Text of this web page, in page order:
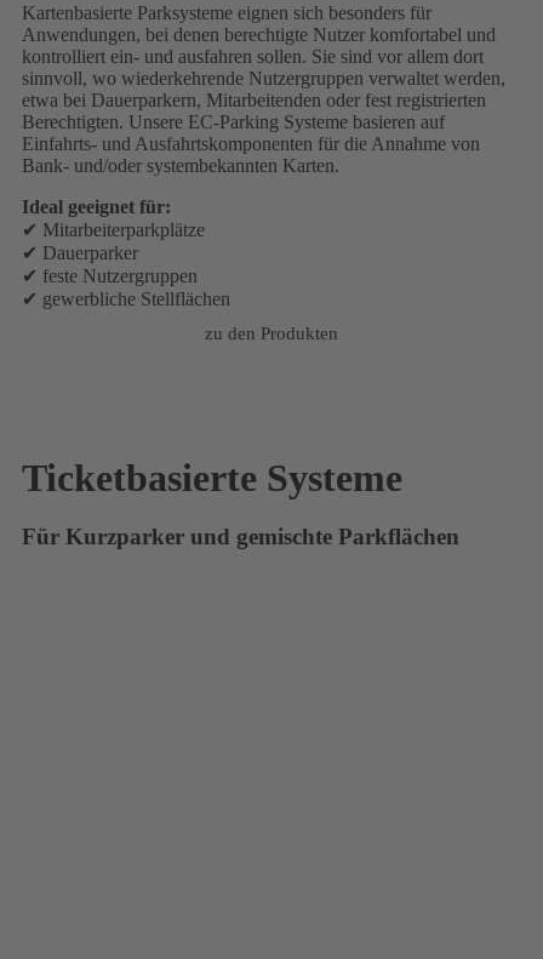
Kartenbasierte Parksysteme eignen sich besonders für
Anwendungen, bei denen berechtigte Nutzer komfortabel und
kontrolliert ein- und ausfahren sollen. Sie sind vor allem dort
sinnvoll, wo wiederkehrende Nutzergruppen verwaltet werden,
etwa bei Dauerparkern, Mitarbeitenden oder fest registrierten
Berechtigten. Unsere EC-Parking Systeme basieren auf
Einfahrts- und Ausfahrtskomponenten für die Annahme von
Bank- und/oder systembekannten Karten.
Ideal geeignet für:
✔ Mitarbeiterparkplätze
✔ Dauerparker
✔ feste Nutzergruppen
✔ gewerbliche Stellflächen
zu den Produkten
Ticketbasierte Systeme
Für Kurzparker und gemischte Parkflächen